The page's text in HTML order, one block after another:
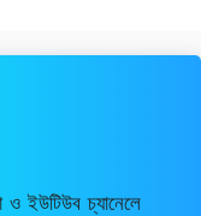
ও ইউটিউব চ্যানেলে